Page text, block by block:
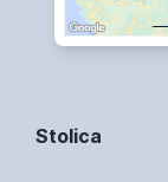
Stolica